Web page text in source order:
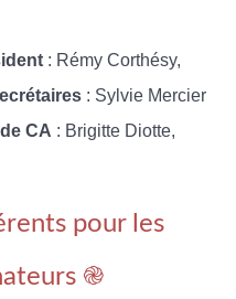
: Rémy Corthésy,
: Sylvie Mercier
CA : Brigitte Diotte,
pour les
֎